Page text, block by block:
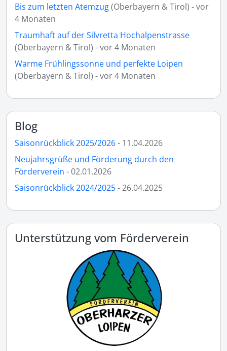
Bis zum letzten Atemzug(Oberbayern & Tirol) - vor
4 Monaten
Traumhaft auf der Silvretta Hochalpenstrasse
(Oberbayern & Tirol) - vor 4 Monaten
Warme Frühlingssonne und perfekte Loipen
(Oberbayern & Tirol) - vor 4 Monaten
Blog
Saisonrückblick 2025/2026- 11.04.2026
Neujahrsgrüße und Förderung durch den
Förderverein - 02.01.2026
Saisonrückblick 2024/2025- 26.04.2025
Unterstützung vom Förderverein